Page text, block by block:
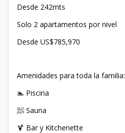
Desde 242mts
Solo 2 apartamentos por nivel
Desde US$785,970
Amenidades para toda la familia:
🏊 Piscina
🧖 Sauna
🍹 Bar y Kitchenette